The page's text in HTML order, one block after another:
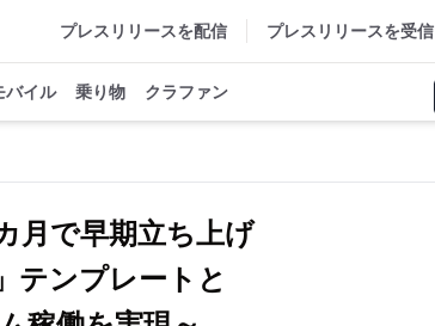
プレスリリースを配信 プレスリリースを受信
バイル 乗り物 クラファン
月で早期立ち上げ
テンプレートと